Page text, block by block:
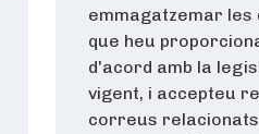
emmagatzemar les
que heu
d'acord amb la
vigent, i accepteu
correus relacionats